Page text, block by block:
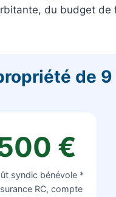
du budget
de
€
syndic bénévole *
RC, compte